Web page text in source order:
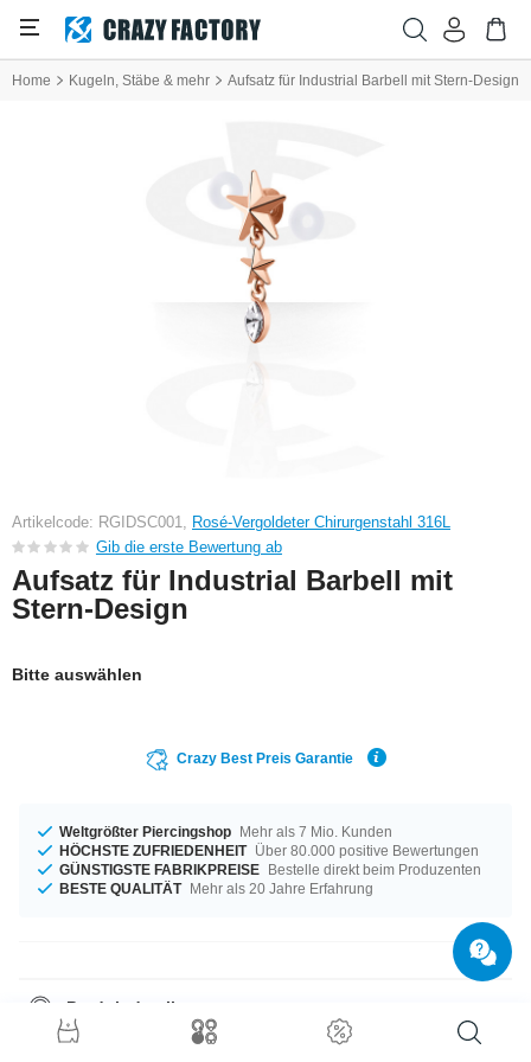
Home Kugeln, Stäbe & mehr Aufsatz für Industrial Barbell mit Stern-Design
Artikelcode: RGIDSC001, Rosé-Vergoldeter Chirurgenstahl 316L
Gib die erste Bewertung ab
Aufsatz für Industrial Barbell mit
Stern-Design
Bitte auswählen
Crazy Best Preis Garantie
Weltgrößter Piercingshop Mehr als 7 Mio. Kunden
HÖCHSTE ZUFRIEDENHEIT Über 80.000 positive Bewertungen
GÜNSTIGSTE FABRIKPREISE Bestelle direkt beim Produzenten
BESTE QUALITÄT Mehr als 20 Jahre Erfahrung
Produktdetails
Ein tolles Item in Topqualität und zu einem supergünstigen Preis.